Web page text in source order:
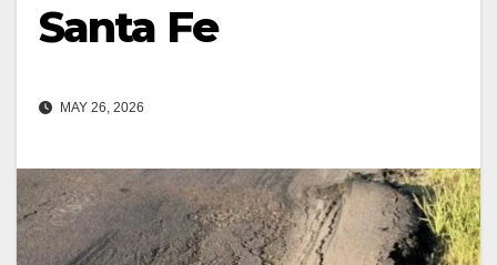
Santa Fe
MAY 26, 2026